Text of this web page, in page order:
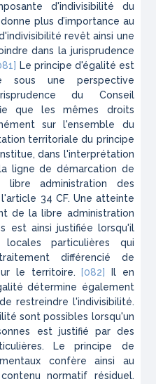
d'indivisibilité du
plus d’importance au
revêt ainsi une
dans la jurisprudence
Le principe d'égalité est
sous une perspective
du Conseil
que les mêmes droits
sur l'ensemble du
territoriale du principe
dans l'interprétation
ligne de démarcation de
administration des
34 CF. Une atteinte
de la libre administration
est ainsi justifiée lorsqu'il
particulières qui
différencié de
le territoire.
[082]
Il en
détermine également
restreindre l'indivisibilité.
sont possibles lorsqu'un
est justifié par des
Le principe de
confère ainsi au
normatif résiduel.